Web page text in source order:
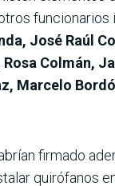
funcionarios
José Raúl
Colmán,
Marcelo
firmado
quirófanos